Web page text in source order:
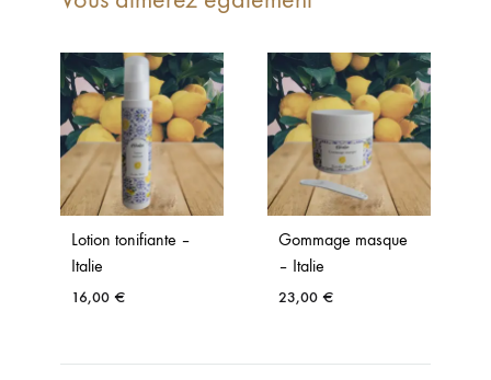
Lotion tonifiante –
Italie
16,00 €
Gommage masque
– Italie
23,00 €